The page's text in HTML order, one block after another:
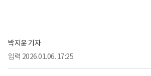
박지윤 기자
입력 2026.01.06. 17:25